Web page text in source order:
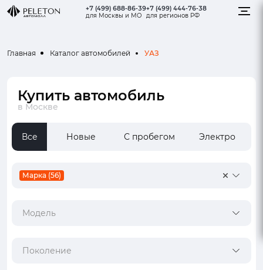
+7 (499) 688-86-39
для Москвы и МО
+7 (499) 444-76-38
для регионов РФ
Главная Каталог автомобилей УАЗ
Купить автомобиль
в Москве
Все Новые С пробегом Электро
Марка (56)
Модель
Поколение